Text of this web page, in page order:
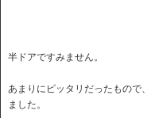
半ドアですみません。
あまりにピッタリだったもので
ました。